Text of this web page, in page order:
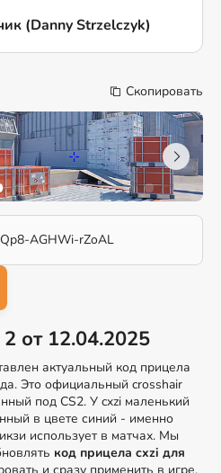
(Danny Strzelczyk)
Скопировать
AGHWi-rZoAL
от 12.04.2025
актуальный код прицела
Это официальный crosshair
под CS2. У cxzi маленький
в цвете синий - именно
использует в матчах. Мы
код прицела cxzi для